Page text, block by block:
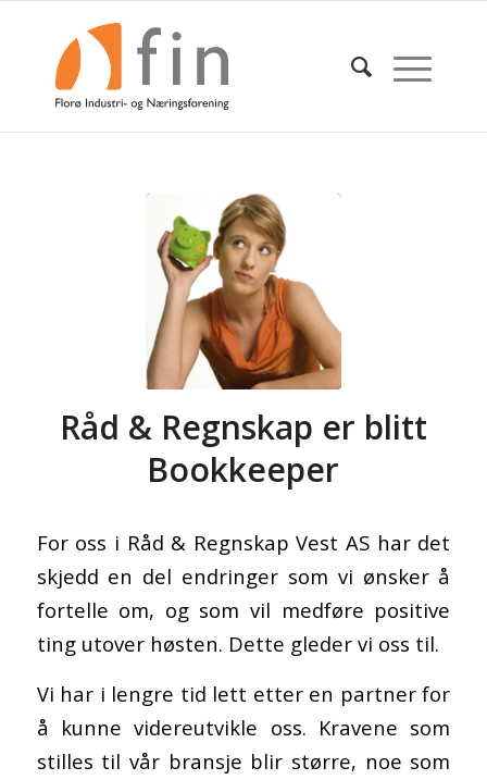
Råd & Regnskap er blitt
Bookkeeper
For oss i Råd & Regnskap Vest AS har det
skjedd en del endringer som vi ønsker å
fortelle om, og som vil medføre positive
ting utover høsten. Dette gleder vi oss til.
Vi har i lengre tid lett etter en partner for
å kunne videreutvikle oss. Kravene som
stilles til vår bransje blir større, noe som